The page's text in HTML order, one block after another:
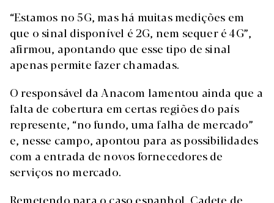
“Estamos no 5G, mas há muitas medições em
que o sinal disponível é 2G, nem sequer é 4G”,
afirmou, apontando que esse tipo de sinal
apenas permite fazer chamadas.
O responsável da Anacom lamentou ainda que a
falta de cobertura em certas regiões do país
represente, “no fundo, uma falha de mercado”
e, nesse campo, apontou para as possibilidades
com a entrada de novos fornecedores de
serviços no mercado.
Remetendo para o caso espanhol, Cadete de